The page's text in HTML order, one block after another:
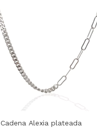
Cadena Alexia plateada